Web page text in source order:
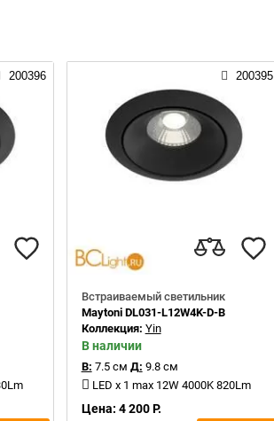
200396 200395
Встраиваемый светильник
Maytoni DL031-L12W4K-D-B
Коллекция: Yin
В наличии
В: 7.5 см Д: 9.8 см
LED x 1 max 12W 4000K 820Lm
Цена: 4 200 Р.